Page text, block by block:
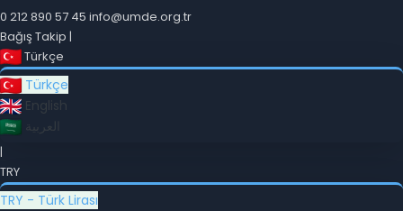
0 212 890 57 45 info@umde.org.tr
Bağış Takip |
Türkçe
Türkçe
English
العربية
|
TRY
TRY - Türk Lirası